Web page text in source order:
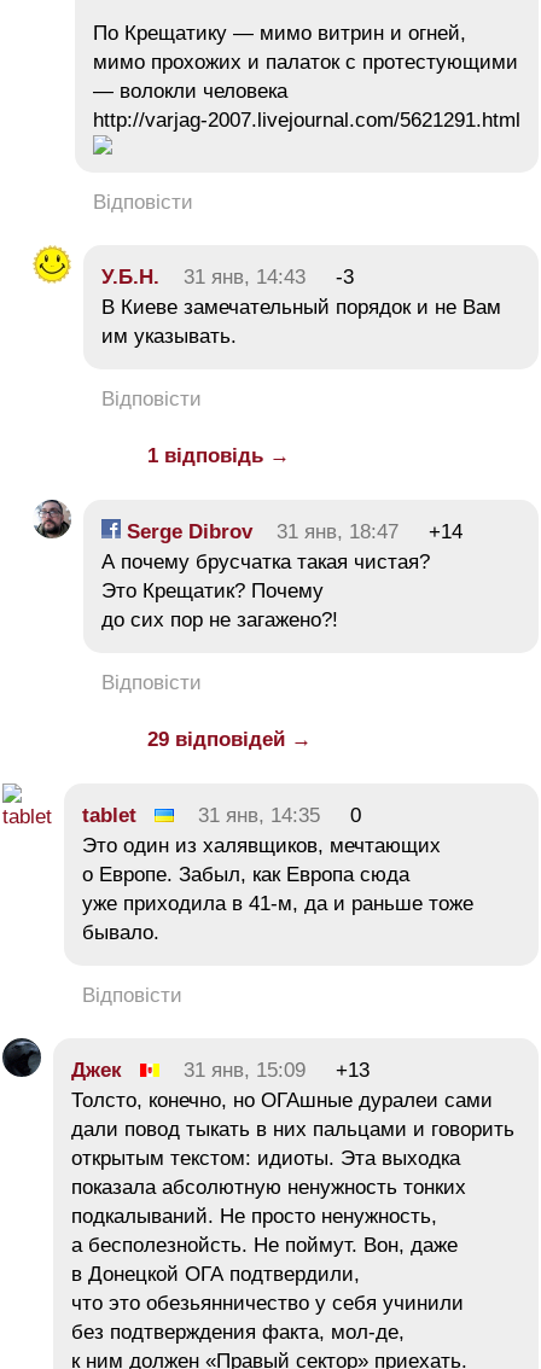
По Крещатику — мимо витрин и огней,
мимо прохожих и палаток с протестующими
— волокли человека
http://varjag-2007.livejournal.com/5621291.html
Відповісти
У.Б.Н. 31 янв, 14:43
-3
В Киеве замечательный порядок и не Вам
им указывать.
Відповісти
1 відповідь →
Serge Dibrov 31 янв, 18:47
+14
А почему брусчатка такая чистая?
Это Крещатик? Почему
до сих пор не загажено?!
Відповісти
29 відповідей →
tablet 31 янв, 14:35
0
Это один из халявщиков, мечтающих
о Европе. Забыл, как Европа сюда
уже приходила в 41-м, да и раньше тоже
бывало.
Відповісти
Джек 31 янв, 15:09
+13
Толсто, конечно, но ОГАшные дуралеи сами
дали повод тыкать в них пальцами и говорить
открытым текстом: идиоты. Эта выходка
показала абсолютную ненужность тонких
подкалываний. Не просто ненужность,
а бесполезнойсть. Не поймут. Вон, даже
в Донецкой ОГА подтвердили,
что это обезьянничество у себя учинили
без подтверждения факта, мол-де,
к ним должен «Правый сектор» приехать.